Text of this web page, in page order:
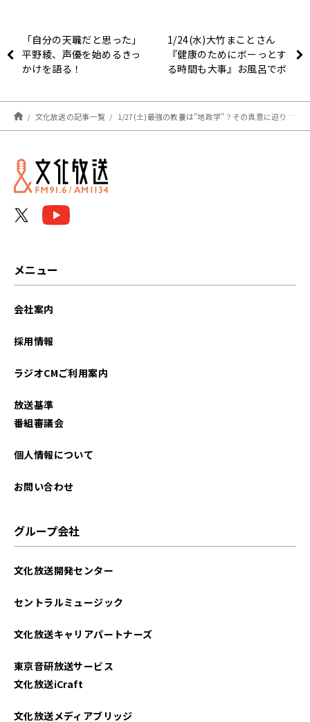
「自分の天職だと思った」
平野綾、声優を始めるきっ
かけを語る！
1/24(水)大竹まことさん
『健康のためにボーっとす
る時間も大事』お風呂でボ
ン…と気になる音が…
文化放送の記事一覧 1/27(土)最強の教養は”地政学”？その真意に迫ります！『村上信五くんと経済クン』
メニュー
会社案内
採用情報
ラジオCMご利用案内
放送基準
番組審議会
個人情報について
お問い合わせ
グループ会社
文化放送開発センター
セントラルミュージック
文化放送キャリアパートナーズ
東京音研放送サービス
文化放送iCraft
文化放送メディアブリッジ